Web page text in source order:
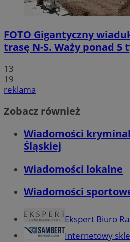
FOTO Gigantyczny
trasę N-S. Waży ponad 5
13
19
reklama
Zobacz również
Wiadomości
Śląskiej
Wiadomości lokalne
Wiadomości
Ekspert Biuro
Internetowy